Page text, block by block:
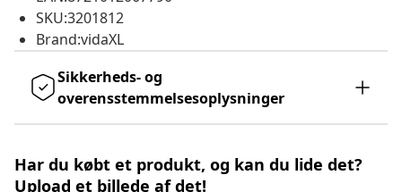
SKU:3201812
Brand:vidaXL
Sikkerheds- og
overensstemmelsesoplysninger
Har du købt et produkt, og kan du lide det?
Upload et billede af det!